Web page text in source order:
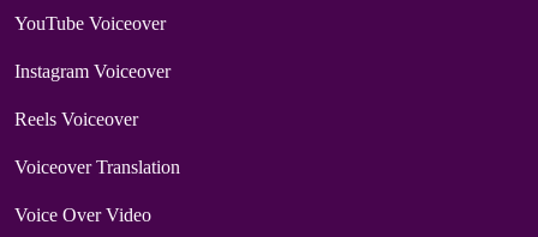
YouTube Voiceover
Instagram Voiceover
Reels Voiceover
Voiceover Translation
Voice Over Video